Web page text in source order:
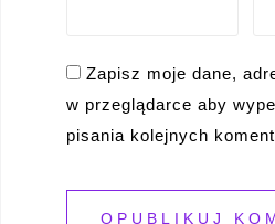
Zapisz moje dane,
w przeglądarce aby
pisania kolejnych